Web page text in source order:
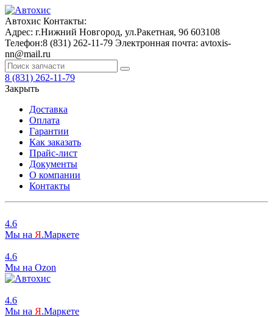
Автохис Контакты:
Адрес: г.Нижний Новгород, ул.Ракетная, 9б 603108
Телефон:8 (831) 262-11-79 Электронная почта: avtoxis-
nn@mail.ru
8 (831) 262-11-79
Закрыть
Доставка
Оплата
Гарантии
Как заказать
Прайс-лист
Документы
О компании
Контакты
4.6
Мы на Я.Маркете
4.6
Мы на Ozon
4.6
Мы на Я.Маркете